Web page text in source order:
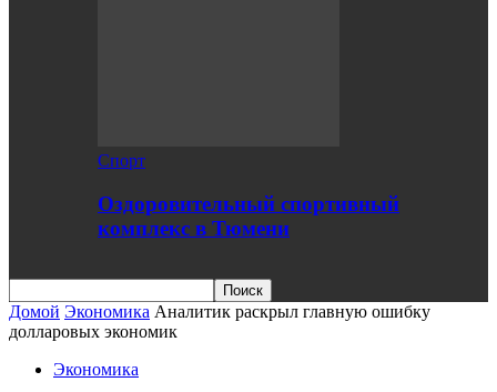
Спорт
Оздоровительный спортивный
комплекс в Тюмени
Домой Экономика Аналитик раскрыл главную ошибку
долларовых экономик
Экономика